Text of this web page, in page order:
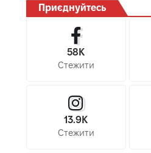
Приєднуйтесь
58K
Стежити
13.9K
Стежити